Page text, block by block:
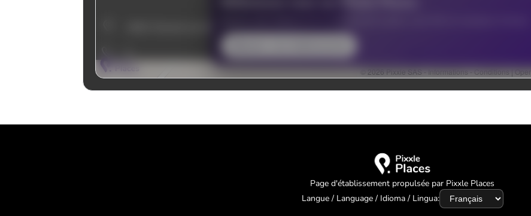
Page d'établissement propulsée par Pixxle Places
Langue / Language / Idioma / Lingua: